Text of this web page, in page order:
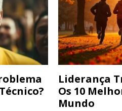
Liderança
Os 10
Mundo